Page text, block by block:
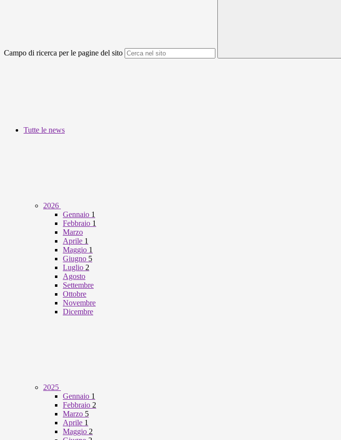
Campo di ricerca per le pagine del sito
Tutte le news
2026
Gennaio 1
Febbraio 1
Marzo
Aprile 1
Maggio 1
Giugno 5
Luglio 2
Agosto
Settembre
Ottobre
Novembre
Dicembre
2025
Gennaio 1
Febbraio 2
Marzo 5
Aprile 1
Maggio 2